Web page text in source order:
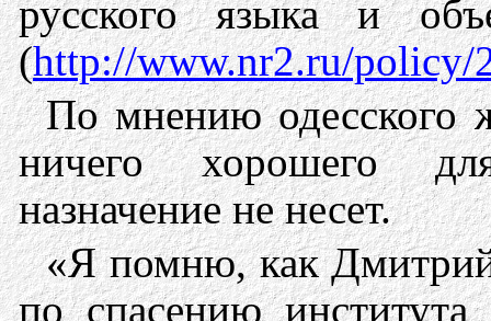
русского языка и
(http://www.nr2.ru/policy/
По мнению одесского
ничего хорошего
назначение не несет.
«Я помню, как Дмитрий
по спасению